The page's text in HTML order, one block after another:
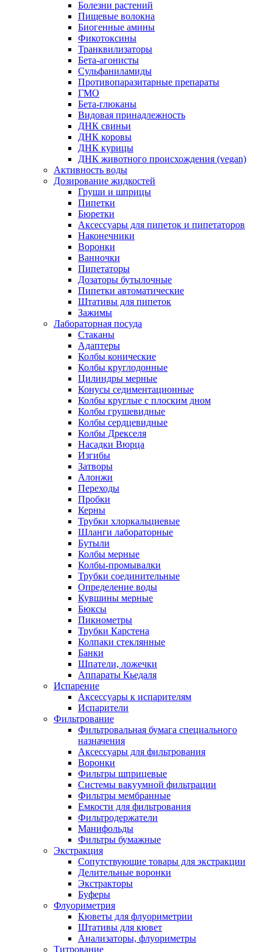
Болезни растений
Пищевые волокна
Биогенные амины
Фикотоксины
Транквилизаторы
Бета-агонисты
Сульфаниламиды
Противопаразитарные препараты
ГМО
Бета-глюканы
Видовая принадлежность
ДНК свиньи
ДНК коровы
ДНК курицы
ДНК животного происхождения (vegan)
Активность воды
Дозирование жидкостей
Груши и шприцы
Пипетки
Бюретки
Аксессуары для пипеток и пипетаторов
Наконечники
Воронки
Ванночки
Пипетаторы
Дозаторы бутылочные
Пипетки автоматические
Штативы для пипеток
Зажимы
Лабораторная посуда
Стаканы
Адаптеры
Колбы конические
Колбы круглодонные
Цилиндры мерные
Конусы седиментационные
Колбы круглые с плоским дном
Колбы грушевидные
Колбы сердцевидные
Колбы Дрекселя
Насадки Вюрца
Изгибы
Затворы
Алонжи
Переходы
Пробки
Керны
Трубки хлоркальциевые
Шланги лабораторные
Бутыли
Колбы мерные
Колбы-промывалки
Трубки соединительные
Определение воды
Кувшины мерные
Бюксы
Пикнометры
Трубки Карстена
Колпаки стеклянные
Банки
Шпатели, ложечки
Аппараты Кьедаля
Испарение
Аксессуары к испарителям
Испарители
Фильтрование
Фильтровальная бумага специального
назначения
Аксессуары для фильтрования
Воронки
Фильтры шприцевые
Системы вакуумной фильтрации
Фильтры мембранные
Емкости для фильтрования
Фильтродержатели
Манифольды
Фильтры бумажные
Экстракция
Сопутствующие товары для экстракции
Делительные воронки
Экстракторы
Буферы
Флуориметрия
Кюветы для флуориметрии
Штативы для кювет
Анализаторы, флуориметры
Титрование